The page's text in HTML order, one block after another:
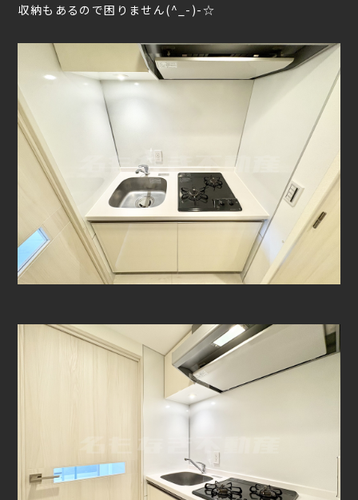
収納もあるので困りません(^_-)-☆